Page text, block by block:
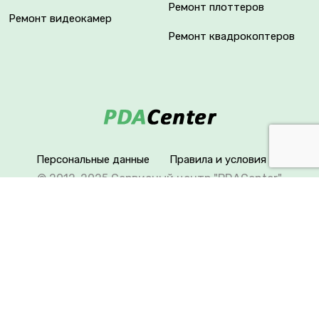
Ремонт видеокамер
Ремонт плоттеров
Ремонт квадрокоптеров
Персональные данные Правила и условия
© 2012-2025 Сервисный центр "PDACenter"